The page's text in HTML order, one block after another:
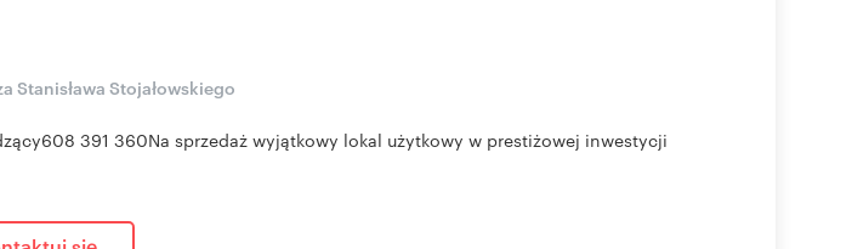
Stanisława Stojałowskiego
391 360Na sprzedaż wyjątkowy lokal użytkowy w prestiżowej inwestycji